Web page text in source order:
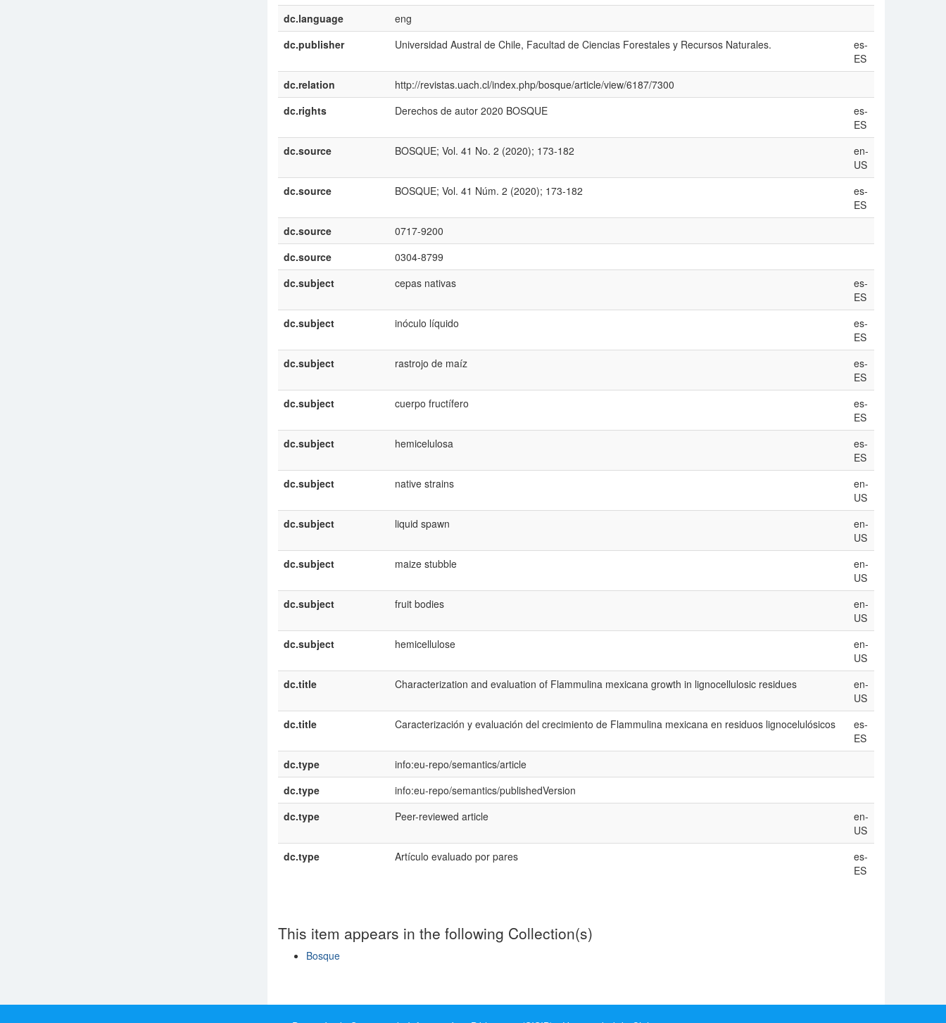
dc.language
eng
dc.publisher
Universidad Austral de Chile, Facultad de Ciencias Forestales y Recursos Naturales.
es-
ES
dc.relation
http://revistas.uach.cl/index.php/bosque/article/view/6187/7300
dc.rights
Derechos de autor 2020 BOSQUE
es-
ES
dc.source
BOSQUE; Vol. 41 No. 2 (2020); 173-182
en-
US
dc.source
BOSQUE; Vol. 41 Núm. 2 (2020); 173-182
es-
ES
dc.source
0717-9200
dc.source
0304-8799
dc.subject
cepas nativas
es-
ES
dc.subject
inóculo líquido
es-
ES
dc.subject
rastrojo de maíz
es-
ES
dc.subject
cuerpo fructífero
es-
ES
dc.subject
hemicelulosa
es-
ES
dc.subject
native strains
en-
US
dc.subject
liquid spawn
en-
US
dc.subject
maize stubble
en-
US
dc.subject
fruit bodies
en-
US
dc.subject
hemicellulose
en-
US
dc.title
Characterization and evaluation of Flammulina mexicana growth in lignocellulosic residues
en-
US
dc.title
Caracterización y evaluación del crecimiento de Flammulina mexicana en residuos lignocelulósicos
es-
ES
dc.type
info:eu-repo/semantics/article
dc.type
info:eu-repo/semantics/publishedVersion
dc.type
Peer-reviewed article
en-
US
dc.type
Artículo evaluado por pares
es-
ES
This item appears in the following Collection(s)
Bosque